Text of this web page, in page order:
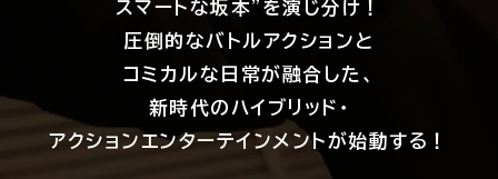
スマートな坂本”を演じ分け！
圧倒的なバトルアクションと
コミカルな日常が融合した、
新時代のハイブリッド・
アクションエンターテインメントが始動する！